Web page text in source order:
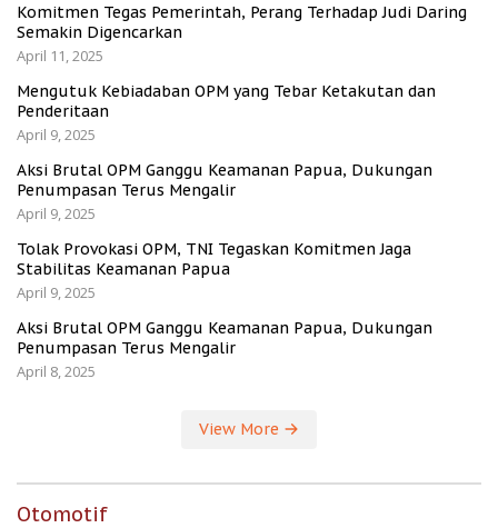
Komitmen Tegas Pemerintah, Perang Terhadap Judi Daring
Semakin Digencarkan
April 11, 2025
Mengutuk Kebiadaban OPM yang Tebar Ketakutan dan
Penderitaan
April 9, 2025
Aksi Brutal OPM Ganggu Keamanan Papua, Dukungan
Penumpasan Terus Mengalir
April 9, 2025
Tolak Provokasi OPM, TNI Tegaskan Komitmen Jaga
Stabilitas Keamanan Papua
April 9, 2025
Aksi Brutal OPM Ganggu Keamanan Papua, Dukungan
Penumpasan Terus Mengalir
April 8, 2025
View More
Otomotif